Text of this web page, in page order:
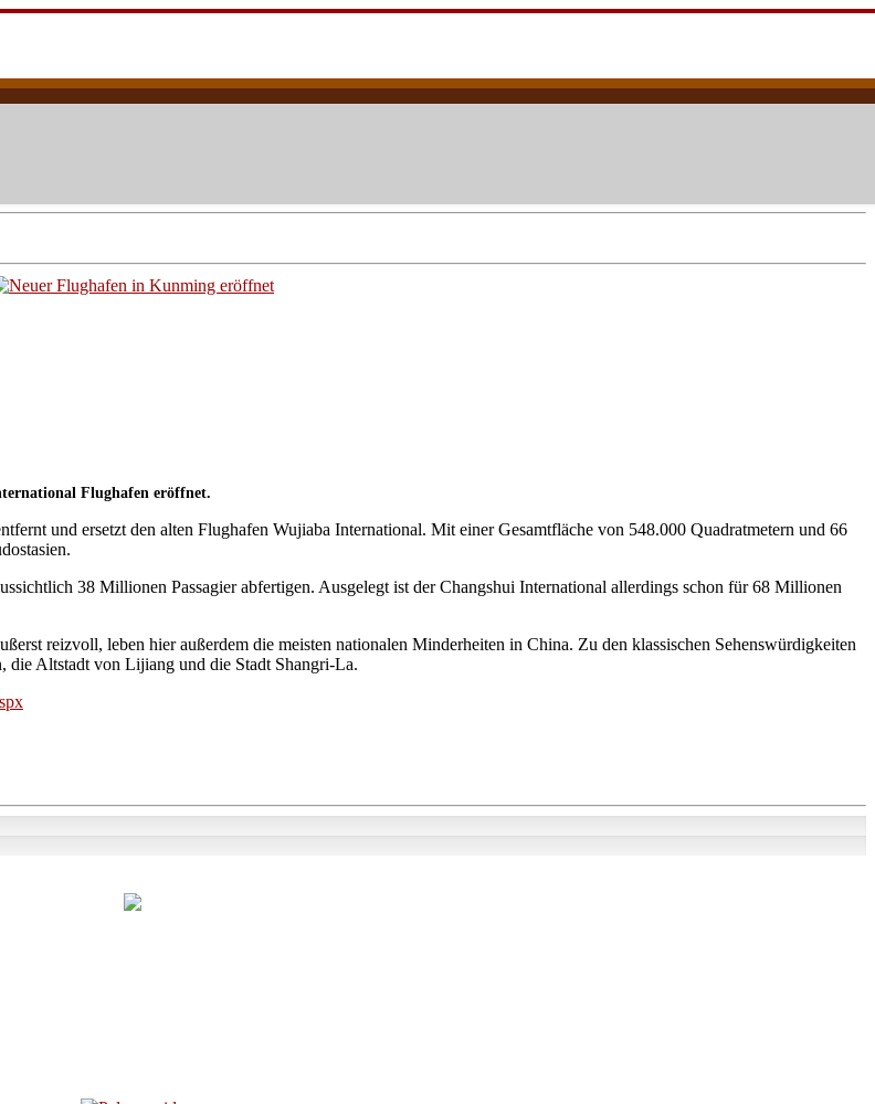
Flughafen eröffnet.
und ersetzt den alten Flughafen Wujiaba International. Mit einer Gesamtfläche von 548.000 Quadratmetern und 66
38 Millionen Passagier abfertigen. Ausgelegt ist der Changshui International allerdings schon für 68 Millionen
reizvoll, leben hier außerdem die meisten nationalen Minderheiten in China. Zu den klassischen Sehenswürdigkeiten
die Altstadt von Lijiang und die Stadt Shangri-La.